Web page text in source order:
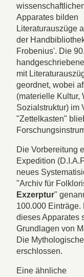
Apparates bilden
Literaturauszüge
der
Frobenius'. Die
mit
geordnet, wobei
(materielle Kultur,
Sozialstruktur) im
"Zettelkasten"
Die Vorbereitung
Expedition
neues
"Archiv für
Exzerptur"
100.000
dieses Apparates
Grundlagen von
Die
erschlossen.
Eine ähnliche